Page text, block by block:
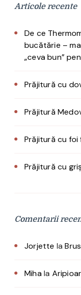
Articole recente
De ce
bucătărie –
„ceva bun”
Prăjitură cu
Prăjitură
Prăjitură cu foi
Prăjitură cu
Comentarii
Jorjette la
Mihala